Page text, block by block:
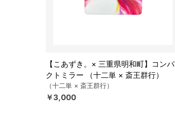
【こあずき。× 三重県明和町】コンパ
クトミラー （十二単 × 斎王群行）
（十二単 × 斎王群行）
￥3,000